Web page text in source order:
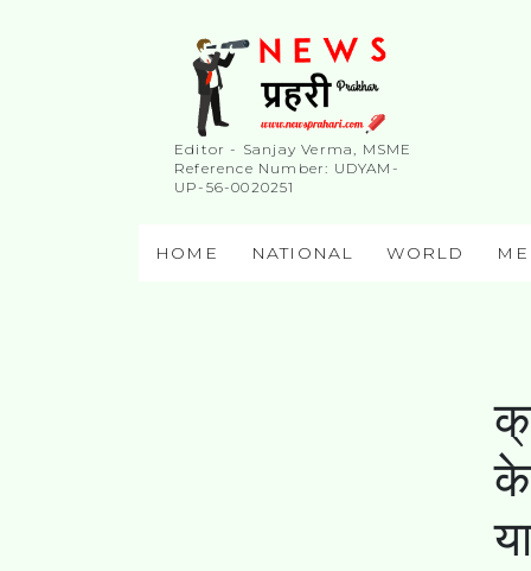
Editor - Sanjay Verma, MSME
Reference Number: UDYAM-
UP-56-0020251
HOME NATIONAL WORLD
के